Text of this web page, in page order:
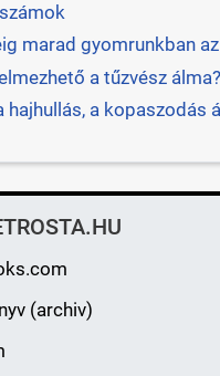
marad gyomrunkban
a tűzvész álma?
hajhullás, a kopaszodás
(archiv)